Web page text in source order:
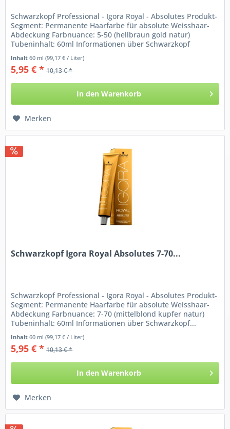
Schwarzkopf Professional - Igora Royal - Absolutes Produkt-
Segment: Permanente Haarfarbe für absolute Weisshaar-
Abdeckung Farbnuance: 5-50 (hellbraun gold natur)
Tubeninhalt: 60ml Informationen über Schwarzkopf
Inhalt60 ml(99,17 € / Liter)
5,95 € * 10,13 € *
In den Warenkorb
Merken
Schwarzkopf Igora Royal Absolutes 7-70...
Schwarzkopf Professional - Igora Royal - Absolutes Produkt-
Segment: Permanente Haarfarbe für absolute Weisshaar-
Abdeckung Farbnuance: 7-70 (mittelblond kupfer natur)
Tubeninhalt: 60ml Informationen über Schwarzkopf...
Inhalt60 ml(99,17 € / Liter)
5,95 € * 10,13 € *
In den Warenkorb
Merken